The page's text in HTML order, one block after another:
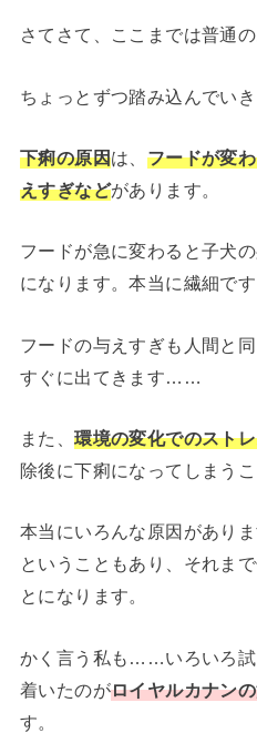
さてさて、ここまでは普通
ちょっとずつ踏み込んでいき
下痢の原因は、 フードが変
えすぎなどがあります。
フードが急に変わると子犬
になります。本当に繊細で
フードの与えすぎも人間と
すぐに出てきます……
また、環境の変化でのスト
除後に下痢になってしまう
本当にいろんな原因があり
ということもあり、それま
とになります。
かく言う私も……いろいろ試
着いたのがロイヤルカナン
す。